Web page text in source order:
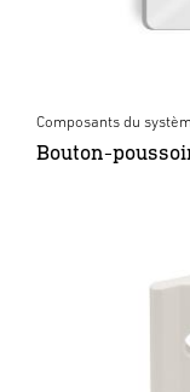
Composants du
Bouton-